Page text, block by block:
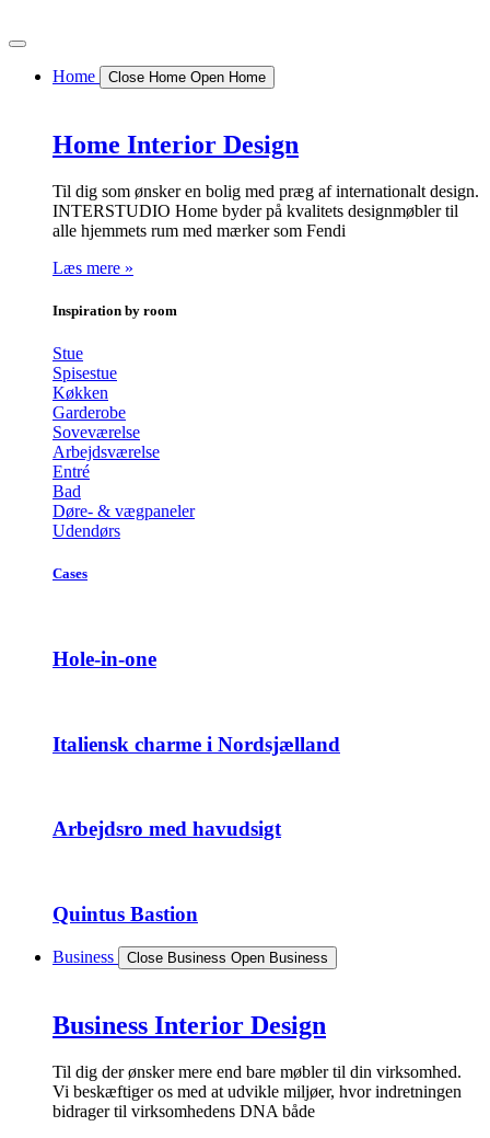
til
Home
Close Home Open Home
Home Interior Design
Til dig som ønsker en bolig med præg af internationalt design.
INTERSTUDIO Home byder på kvalitets designmøbler til
alle hjemmets rum med mærker som Fendi
Læs mere »
Inspiration by room
Stue
Spisestue
Køkken
Garderobe
Soveværelse
Arbejdsværelse
Entré
Bad
Døre- & vægpaneler
Udendørs
Cases
Hole-in-one
Italiensk charme i Nordsjælland
Arbejdsro med havudsigt
Quintus Bastion
Business Close Business Open Business
Business Interior Design
Til dig der ønsker mere end bare møbler til din virksomhed.
Vi beskæftiger os med at udvikle miljøer, hvor indretningen
bidrager til virksomhedens DNA både